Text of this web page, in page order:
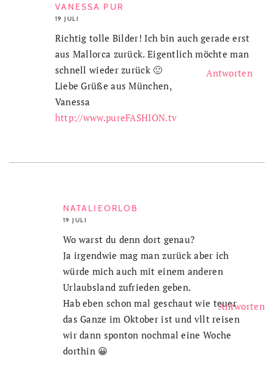
VANESSA PUR
19 JULI
Richtig tolle Bilder! Ich bin auch gerade erst
aus Mallorca zurück. Eigentlich möchte man
schnell wieder zurück 🙂
Liebe Grüße aus München,
Vanessa
http://www.pureFASHION.tv
NATALIEORLOB
19 JULI
Antworten
Wo warst du denn dort genau?
Ja irgendwie mag man zurück aber ich
würde mich auch mit einem anderen
Urlaubsland zufrieden geben.
Hab eben schon mal geschaut wie teuer
das Ganze im Oktober ist und vllt reisen
wir dann sponton nochmal eine Woche
dorthin 😀
Antworten